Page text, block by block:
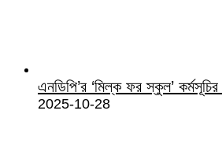
এনডিপি’র ‘মিল্ক ফর স্কুল’
2025-10-28